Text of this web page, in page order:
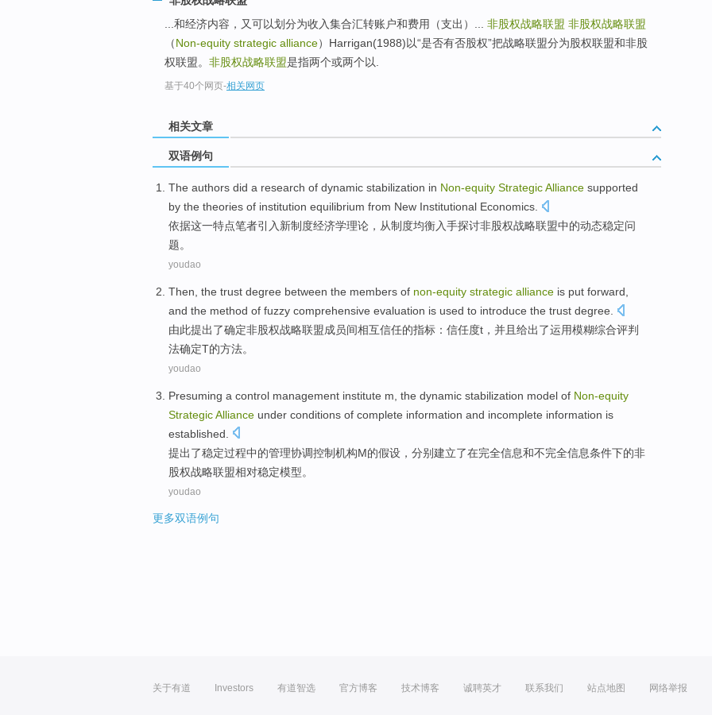
...和经济内容，又可以划分为收入集合汇转账户和费用（支出）... 非股权战略联盟 非股权战略联盟
（Non-equity strategic alliance）Harrigan(1988)以“是否有否股权”把战略联盟分为股权联盟和非股
权联盟。 非股权战略联盟是指两个或两个以.
基于40个网页-相关网页
相关文章
双语例句
The authors did a research of dynamic stabilization in Non-equity StrategicAlliance supported
by the theories of institution equilibrium from New Institutional Economics
依据这一特点笔者引入 新制度经济学理论 ， 从制度均衡入手探讨非股权战略联盟中的动态稳定问
题。
youdao
Then, the trust degree between the members of non-equity strategic alliance is put forward
and the method of fuzzy comprehensive evaluation is used to introduce the trust degree.
由此提出了确定非股权战略联盟成员间相互信任的指标： 信任度t ， 并且 给出了运用模糊综合评判
法确定T的方法。
youdao
Presuming a control management institute m , the dynamic stabilization model of Non-equity
StrategicAlliance under conditions of complete information and incomplete information is
established
提出了稳定过程中的管理协调控制机构M的假设，分别建立了在完全信息和不完全信息条件下的非
股权战略联盟相对稳定模型。
youdao
更多双语例句
关于有道 Investors 有道智选 官方博客 技术博客 诚聘英才 联系我们 站点地图 网络举报